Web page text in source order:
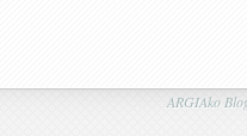
ARGIAko